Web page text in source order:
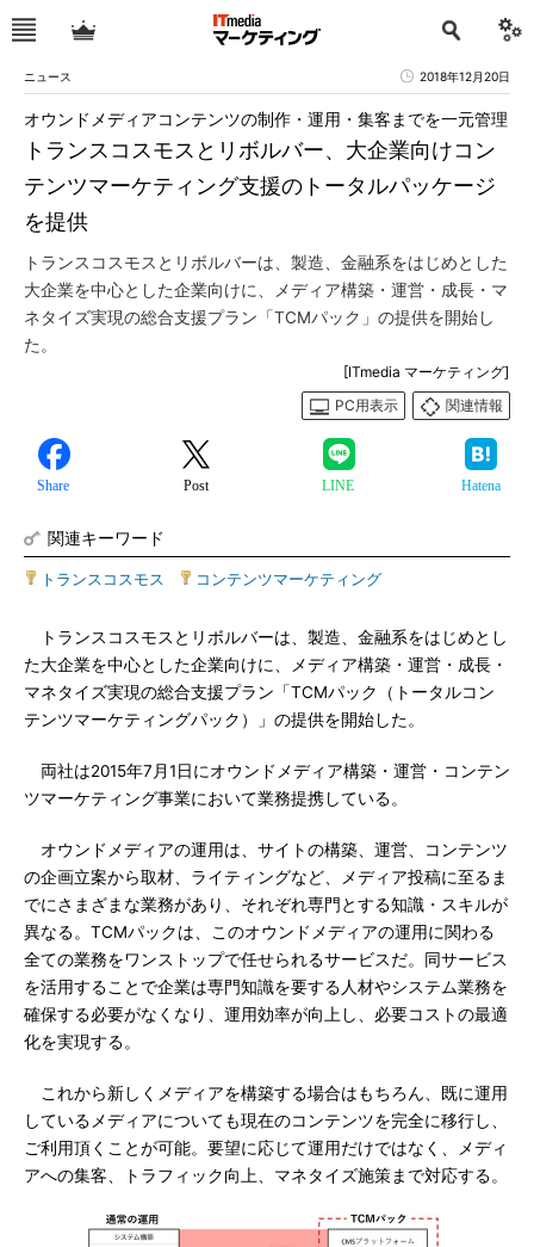
ニュース 2018年12月20日
トランスコスモスとリボルバー、大企業向けコン
テンツマーケティング支援のトータルパッケージ
を提供
オウンドメディアコンテンツの制作・運用・集客までを一元管理
トランスコスモスとリボルバーは、製造、金融系をはじめとした
大企業を中心とした企業向けに、メディア構築・運営・成長・マ
ネタイズ実現の総合支援プラン「TCMパック」の提供を開始し
た。
[ITmedia マーケティング]
PC用表示
関連情報
Share Post LINE Hatena
関連キーワード
トランスコスモス コンテンツマーケティング
トランスコスモスとリボルバーは、製造、金融系をはじめとし
た大企業を中心とした企業向けに、メディア構築・運営・成長・
マネタイズ実現の総合支援プラン「TCMパック（トータルコン
テンツマーケティングパック）」の提供を開始した。
両社は2015年7月1日にオウンドメディア構築・運営・コンテン
ツマーケティング事業において業務提携している。
オウンドメディアの運用は、サイトの構築、運営、コンテンツ
の企画立案から取材、ライティングなど、メディア投稿に至るま
でにさまざまな業務があり、それぞれ専門とする知識・スキルが
異なる。TCMパックは、このオウンドメディアの運用に関わる
全ての業務をワンストップで任せられるサービスだ。同サービス
を活用することで企業は専門知識を要する人材やシステム業務を
確保する必要がなくなり、運用効率が向上し、必要コストの最適
化を実現する。
これから新しくメディアを構築する場合はもちろん、既に運用
しているメディアについても現在のコンテンツを完全に移行し、
ご利用頂くことが可能。要望に応じて運用だけではなく、メディ
アへの集客、トラフィック向上、マネタイズ施策まで対応する。